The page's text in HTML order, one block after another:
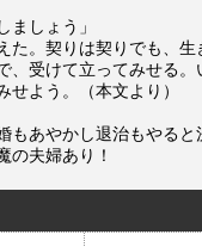
ましょう」
。契りは契りでも、生
、受けて立ってみせる。
せよう。（本文より）
もあやかし退治もやると
の夫婦あり！